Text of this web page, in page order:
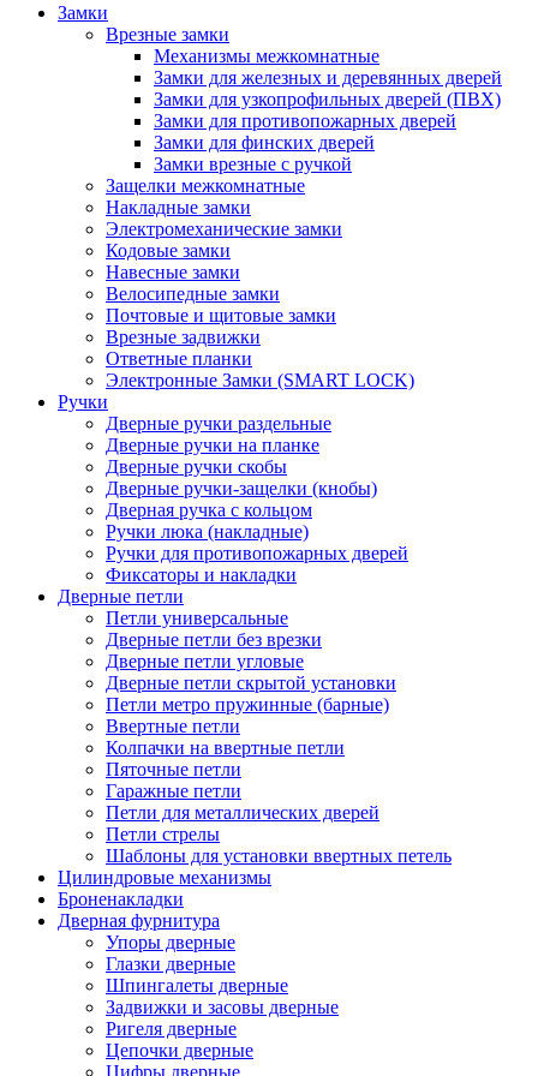
Замки
Врезные замки
Механизмы межкомнатные
Замки для железных и деревянных дверей
Замки для узкопрофильных дверей (ПВХ)
Замки для противопожарных дверей
Замки для финских дверей
Замки врезные с ручкой
Защелки межкомнатные
Накладные замки
Электромеханические замки
Кодовые замки
Навесные замки
Велосипедные замки
Почтовые и щитовые замки
Врезные задвижки
Ответные планки
Электронные Замки (SMART LOCK)
Ручки
Дверные ручки раздельные
Дверные ручки на планке
Дверные ручки скобы
Дверные ручки-защелки (кнобы)
Дверная ручка с кольцом
Ручки люка (накладные)
Ручки для противопожарных дверей
Фиксаторы и накладки
Дверные петли
Петли универсальные
Дверные петли без врезки
Дверные петли угловые
Дверные петли скрытой установки
Петли метро пружинные (барные)
Ввертные петли
Колпачки на ввертные петли
Пяточные петли
Гаражные петли
Петли для металлических дверей
Петли стрелы
Шаблоны для установки ввертных петель
Цилиндровые механизмы
Броненакладки
Дверная фурнитура
Упоры дверные
Глазки дверные
Шпингалеты дверные
Задвижки и засовы дверные
Ригеля дверные
Цепочки дверные
Цифры дверные